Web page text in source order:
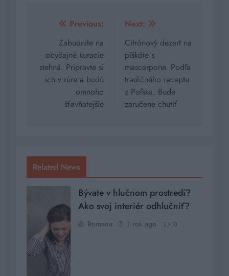
Navigácia
článku
Previous:
Zabudnite na
obyčajné kuracie
stehná. Pripravte si
ich v rúre a budú
omnoho
šťavňatejšie
Next:
Citrónový dezert na
piškóte s
mascarpone. Podľa
tradičného receptu
z Poľska. Bude
zaručene chutiť
Related News
Bývate v hlučnom prostredí?
Ako svoj interiér odhlučniť?
Romana 1 rok ago 0